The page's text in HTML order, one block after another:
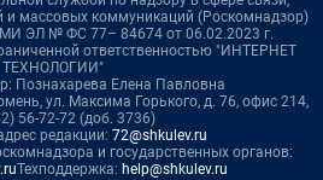
и массовых коммуникаций (Роскомнадзор)
ЭЛ № ФС 77– 84674 от 06.02.2023 г.
ответственностью "ИНТЕРНЕТ
ТЕХНОЛОГИИ"
Познахарева Елена Павловна
ул. Максима Горького, д. 76, офис 214,
56-72-72 (доб. 3736)
редакции: 72@shkulev.ru
и государственных органов:
Техподдержка: help@shkulev.ru